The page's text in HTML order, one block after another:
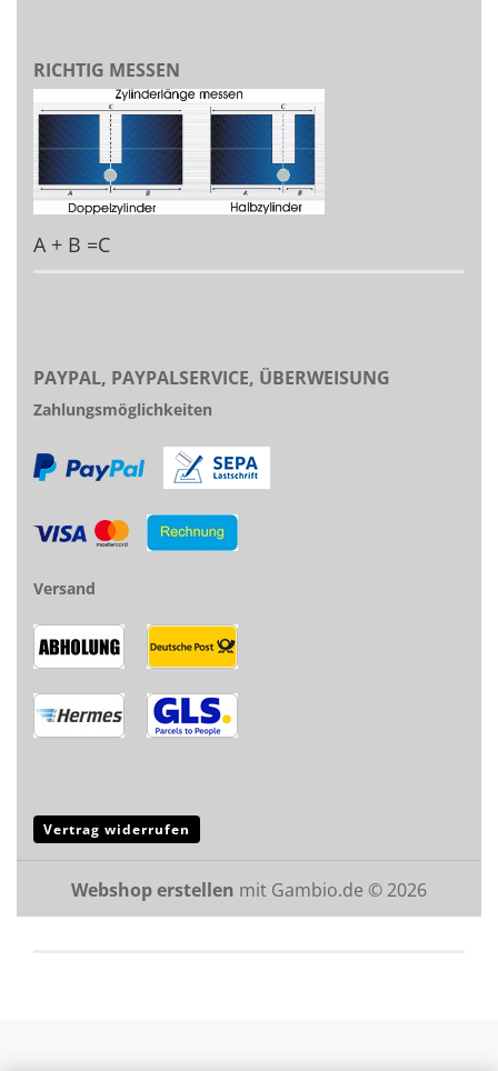
RICHTIG MESSEN
A + B =C
PAYPAL, PAYPALSERVICE, ÜBERWEISUNG
Zahlungsmöglichkeiten
Versand
Vertrag widerrufen
Webshop erstellen mit Gambio.de © 2026